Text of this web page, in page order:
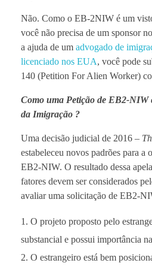
Não. Como o EB-2NIW é um
você não precisa de um sponsor
a ajuda de um advogado de
licenciado nos EUA, você pode
140 (Petition For Alien Worker)
Como uma Petição de EB2-NIW
da Imigração ?
Uma decisão judicial de 2016 –
estabeleceu novos padrões para a
EB2-NIW. O resultado dessa
fatores devem ser considerados
avaliar uma solicitação de EB2-
O projeto proposto pelo
substancial e possui importância
O estrangeiro está bem